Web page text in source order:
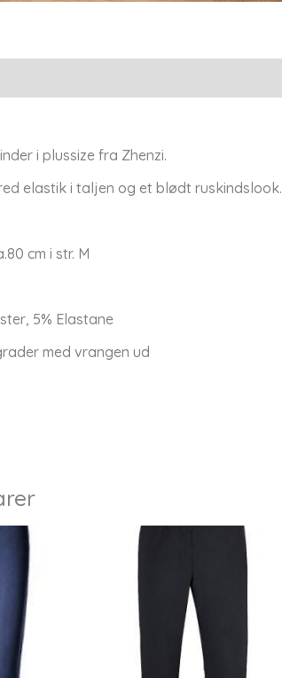
i plussize fra Zhenzi.
elastik i taljen og et blødt ruskindslook.
cm i str. M
5% Elastane
med vrangen ud